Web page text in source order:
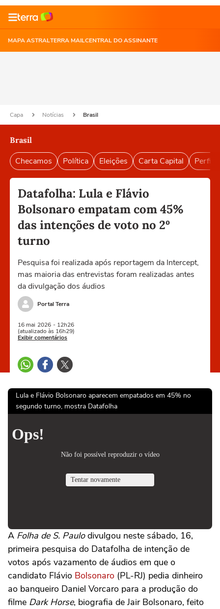
MAPA ASTRALTERRA MAILCENTRAL DO ASSINANTE
Capa Notícias Brasil
Brasil
Checamos Política Eleições Carta Capital Perfil
Datafolha: Lula e Flávio
Bolsonaro empatam com 45%
das intenções de voto no 2º
turno
Pesquisa foi realizada após reportagem da Intercept,
mas maioria das entrevistas foram realizadas antes
da divulgação dos áudios
Portal Terra
16 mai 2026 - 12h26
(atualizado às 16h29)
Exibir comentários
Lula e Flávio Bolsonaro aparecem empatados em 45% no
segundo turno, mostra Datafolha
A Folha de S. Paulodivulgou neste sábado, 16,
primeira pesquisa do Datafolha de intenção de
votos após vazamento de áudios em que o
candidato Flávio Bolsonaro (PL-RJ) pedia dinheiro
ao banqueiro Daniel Vorcaro para a produção do
filme Dark Horse, biografia de Jair Bolsonaro, feito